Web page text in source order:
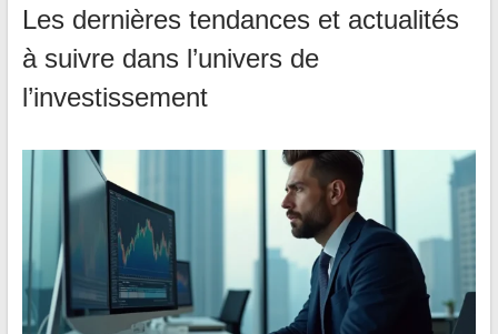
Les dernières tendances et actualités
à suivre dans l’univers de
l’investissement